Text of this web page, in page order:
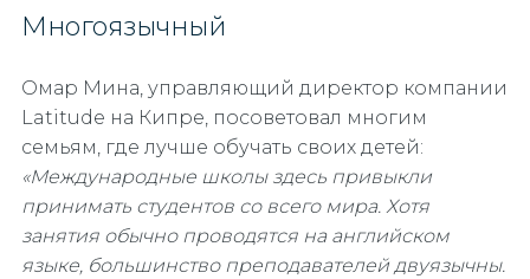
Многоязычный
Омар Мина, управляющий директор компании
Latitude на Кипре, посоветовал многим
семьям, где лучше обучать своих детей:
«Международные школы здесь привыкли
принимать студентов со всего мира. Хотя
занятия обычно проводятся на английском
языке, большинство преподавателей двуязычны.